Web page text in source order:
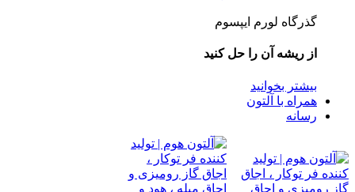
گذرگاه لورم ایپسوم
از ریشه آن را حل کنید
بیشتر بخوانید
همراه با آلتون
رسانه